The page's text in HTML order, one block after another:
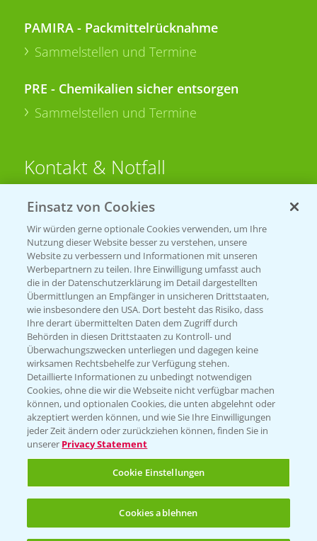
PAMIRA - Packmittelrücknahme
Sammelstellen und Termine
PRE - Chemikalien sicher entsorgen
Sammelstellen und Termine
Kontakt & Notfall
Beratung auf WhatsApp
T.+49 (0)174 346 564 1
KONTAKT
Hilfe in Notfällen
T.+49 (0)214/30-20220
Folgen Sie uns
Einsatz von Cookies
Wir würden gerne optionale Cookies verwenden, um Ihre
Nutzung dieser Website besser zu verstehen, unsere
Website zu verbessern und Informationen mit unseren
Werbepartnern zu teilen. Ihre Einwilligung umfasst auch
die in der Datenschutzerklärung im Detail dargestellten
Übermittlungen an Empfänger in unsicheren Drittstaaten,
wie insbesondere den USA. Dort besteht das Risiko, dass
Ihre derart übermittelten Daten dem Zugriff durch
Behörden in diesen Drittstaaten zu Kontroll- und
Überwachungszwecken unterliegen und dagegen keine
wirksamen Rechtsbehelfe zur Verfügung stehen.
Detaillierte Informationen zu unbedingt notwendigen
Cookies, ohne die wir die Webseite nicht verfügbar machen
können, und optionalen Cookies, die unten abgelehnt oder
akzeptiert werden können, und wie Sie Ihre Einwilligungen
jeder Zeit ändern oder zurückziehen können, finden Sie in
unserer Privacy Statement
Cookie Einstellungen
Cookies ablehnen